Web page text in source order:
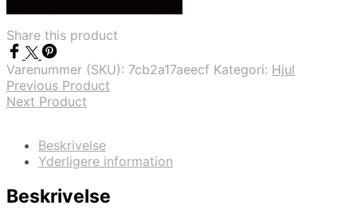
Share this product
Varenummer (SKU): 7cb2a17aeecf Kategori: Hjul
Previous Product
Next Product
Beskrivelse
Yderligere information
Beskrivelse